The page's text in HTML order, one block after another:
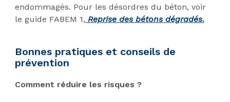
endommagés. Pour les désordres du béton, voir
le guide FABEM 1, Reprise des bétons dégradés.
Bonnes pratiques et conseils de
prévention
Comment réduire les risques ?